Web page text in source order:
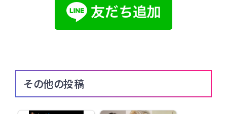
その他の投稿